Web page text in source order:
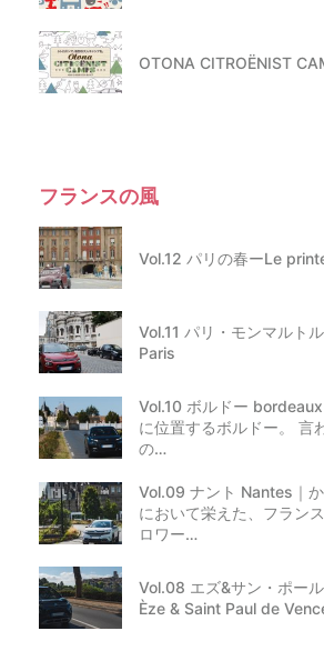
OTONA CITROËNIST
フランスの風
Vol.12 パリの春ーLe
Vol.11 パリ・モンマルト
Paris
Vol.10 ボルドー
に位置するボルドー。 言
の…
Vol.09 ナント Nantes｜
において栄えた、フラン
ロワー…
Vol.08 エズ&サン・ポー
Èze & Saint Paul de